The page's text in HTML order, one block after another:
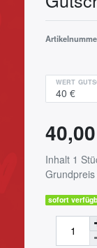
WERT
Inhalt 1
Grundpreis
sofort